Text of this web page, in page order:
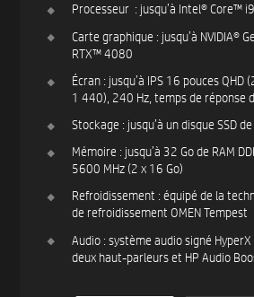
Processeur : jusqu’à Intel® Core™
Carte graphique : jusqu’à NVIDIA®
RTX™ 4080
Écran : jusqu’à IPS 16 pouces QHD
1 440), 240 Hz, temps de réponse
Stockage : jusqu’à un disque SSD
Mémoire : jusqu’à 32 Go de RAM
5600 MHz (2 x 16 Go)
Refroidissement : équipé de la
de refroidissement OMEN Tempest
Audio : système audio signé HyperX
deux haut-parleurs et HP Audio